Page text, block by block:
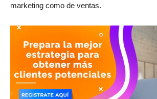
marketing como de ventas.